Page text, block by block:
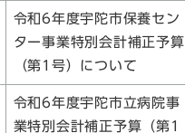
令和6年度宇陀市保養セン
ター事業特別会計補正予算
（第1号）について
令和6年度宇陀市立病院事
業特別会計補正予算（第1